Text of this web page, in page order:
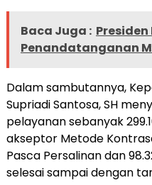
Baca Juga :
Penandatanganan
Dalam sambutannya,
Supriadi Santosa, SH
pelayanan sebanyak
akseptor Metode
Pasca Persalinan dan
selesai sampai dengan